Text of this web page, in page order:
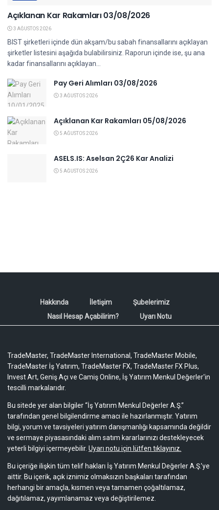
Açıklanan Kar Rakamları 03/08/2026
3 AĞUSTOS 2026
BIST şirketleri içinde dün akşam/bu sabah finansallarını açıklayan
şirketler listesini aşağıda bulabilirsiniz. Raporun içinde ise, şu ana
kadar finansallarını açıklayan...
Pay Geri Alımları 03/08/2026
3 AĞUSTOS 2026
Açıklanan Kar Rakamları 05/08/2026
5 AĞUSTOS 2026
ASELS.IS: Aselsan 2Ç26 Kar Analizi
5 AĞUSTOS 2026
Hakkında İletişim
Şubelerimiz
Nasıl Hesap Açabilirim?
Uyarı Notu
TradeMaster, TradeMaster International, TradeMaster Mobile,
TradeMaster İş Yatırım, TradeMaster FX, TradeMaster FX Plus,
Invest Art, Geniş Açı ve Camiş Online, İş Yatırım Menkul Değerler'in
tescilli markalarıdır.
Bu sitede yer alan bilgiler “İş Yatırım Menkul Değerler A.Ş.”
tarafından genel bilgilendirme amacı ile hazırlanmıştır. Yatırım
bilgi, yorum ve tavsiyeleri yatırım danışmanlığı kapsamında değildir
ve sermaye piyasasındaki alım satım kararlarınızı destekleyecek
yeterli bilgiyi içermeyebilir. Uyarı notu için lütfen tıklayınız.
Bu içeriğe ilişkin tüm telif hakları İş Yatırım Menkul Değerler A.Ş.’ye
aittir. Bu içerik, açık iznimiz olmaksızın başkaları tarafından
herhangi bir amaçla, kısmen veya tamamen çoğaltılamaz,
dağıtılamaz, yayımlanamaz veya değiştirilemez.